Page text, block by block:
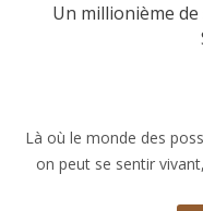
Un millionième
Là où le monde des
on peut se sentir